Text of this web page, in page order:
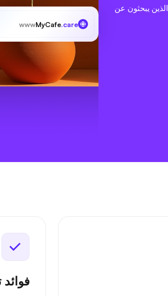
الذين يبحثون عن
wwwMyCafe.care